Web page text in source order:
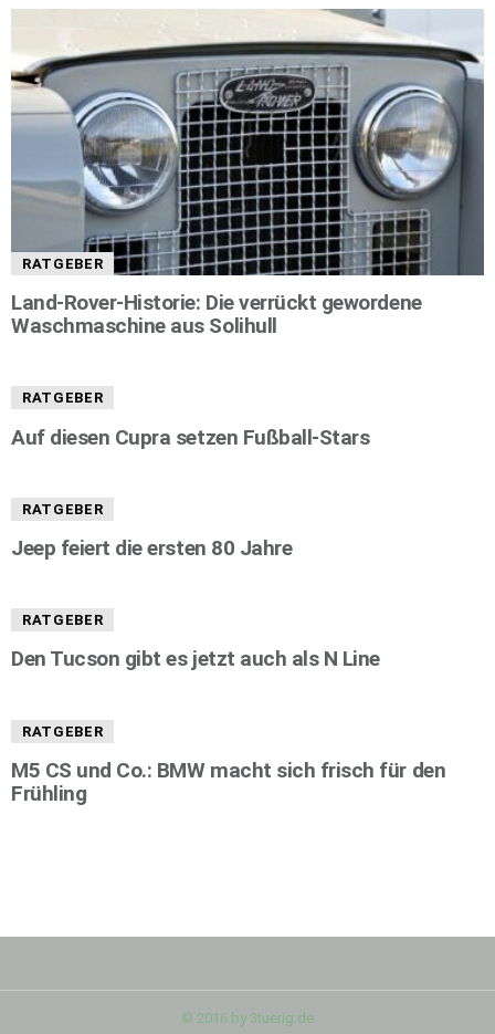
RATGEBER
Land-Rover-Historie: Die verrückt gewordene
Waschmaschine aus Solihull
RATGEBER
Auf diesen Cupra setzen Fußball-Stars
RATGEBER
Jeep feiert die ersten 80 Jahre
RATGEBER
Den Tucson gibt es jetzt auch als N Line
RATGEBER
M5 CS und Co.: BMW macht sich frisch für den
Frühling
© 2016 by 3tuerig.de